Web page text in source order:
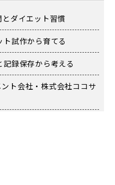
ダイエット習慣
試作から育てる
録保存から考える
ト会社・株式会社ココサ